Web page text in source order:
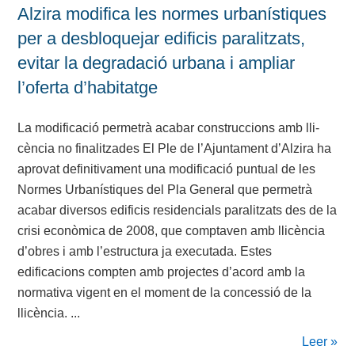
Alzira modifica les normes urbanístiques
per a desbloquejar edificis paralitzats,
evitar la degradació urbana i ampliar
l’oferta d’habitatge
La modificació permetrà acabar construccions amb lli-
cència no finalitzades El Ple de l’Ajuntament d’Alzira ha
aprovat definitivament una modificació puntual de les
Normes Urbanístiques del Pla General que permetrà
acabar diversos edificis residencials paralitzats des de la
crisi econòmica de 2008, que comptaven amb llicència
d’obres i amb l’estructura ja executada. Estes
edificacions compten amb projectes d’acord amb la
normativa vigent en el moment de la concessió de la
llicència. ...
Leer »